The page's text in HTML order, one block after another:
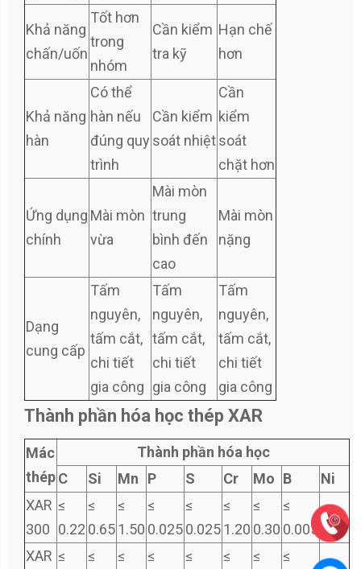
Khả năng
chấn/uốn
Tốt hơn
trong
nhóm
Cần kiểm
tra kỹ
Hạn chế
hơn
Khả năng
hàn
Có thể
hàn nếu
đúng quy
trình
Cần kiểm
soát nhiệt
Cần
kiểm
soát
chặt hơn
Ứng dụng
chính
Mài mòn
vừa
Mài mòn
trung
bình đến
cao
Mài mòn
nặng
Dạng
cung cấp
Tấm
nguyên,
tấm cắt,
chi tiết
gia công
Tấm
nguyên,
tấm cắt,
chi tiết
gia công
Tấm
nguyên,
tấm cắt,
chi tiết
gia công
Thành phần hóa học thép XAR
Mác
thép
Thành phần hóa học
C
Si Mn P S Cr Mo B
Ni
XAR
300
≤
0.22
≤
0.65
≤
1.50
≤
0.025
≤
0.025
≤
1.20
≤
0.30
≤
0.005
XAR ≤ ≤ ≤ ≤ ≤ ≤ ≤ ≤